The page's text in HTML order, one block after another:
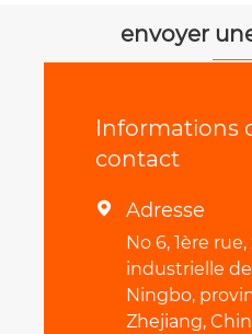
envoyer
Informations
contact
 Adresse
No 6, 1ère
industrielle
Ningbo,
Zhejiang,